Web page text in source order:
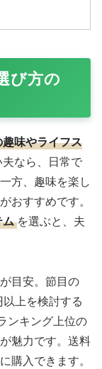
び方の
味やライフス
なら、日常で
方、趣味を楽し
おすすめです。
ム を選ぶと、夫
が目安。節目の
上を検討する
ンキング上位の
魅力です。送料
購入できます。